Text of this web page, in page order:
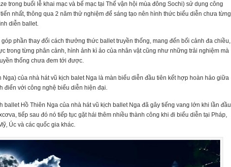
trong buổi lễ khai mạc và bế mạc tại Thế vận hội mùa đông Sochi) sử dụng công
nhất, thông qua 2 năm thử nghiệm để sáng tạo nên hình thức biểu diễn chưa từng
diễn ballet.
góp phần thay đổi cách thưởng thức ballet truyền thống, mang đến bối cảnh đa chiều,
trong từng phân cảnh, hình ảnh kì ảo của nhân vật cũng như những trải nghiệm mà
thống chưa đem tới được.
Nga) của nhà hát vũ kịch balet Nga là màn biểu diễn đầu tiên kết hợp hoàn hảo giữa
điển với công nghệ biểu diễn hiện đại.
ballet Hồ Thiên Nga của nhà hát vũ kịch ballet Nga đã gây tiếng vang lớn khi lần đầu
tiếp sau đó nó tiếp tục gặt hái thêm nhiều thành công khi đi biểu diễn tại Pháp,
Úc và các quốc gia khác.